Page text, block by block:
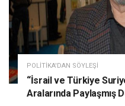
POLITIKA'DAN SÖYLEŞI
“İsrail ve Türkiye
Aralarında Paylaşmış